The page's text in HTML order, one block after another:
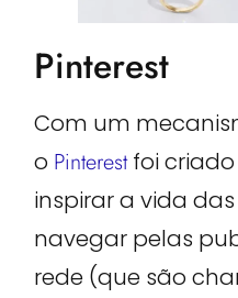
Pinterest
Com um
o Pinterestfoi
inspirar a vida das
navegar pelas
rede (que são